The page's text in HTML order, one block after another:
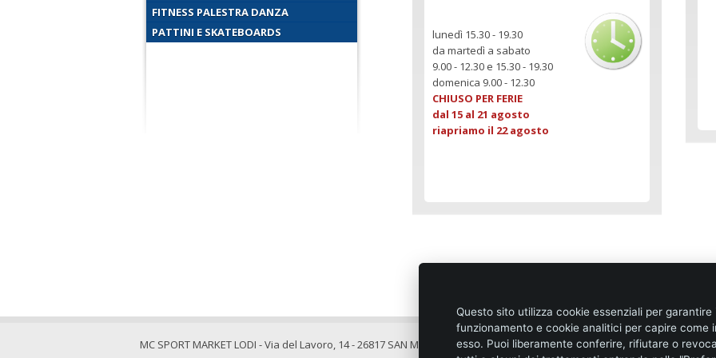
FITNESS PALESTRA DANZA
PATTINI E SKATEBOARDS
lunedì 15.30 - 19.30
da martedì a sabato
9.00 - 12.30 e 15.30 - 19.30
domenica 9.00 - 12.30
CHIUSO PER FERIE
dal 15 al 21 agosto
riapriamo il 22 agosto
Questo sito utilizza cookie essenziali per
funzionamento e cookie analitici per capire come
esso. Puoi liberamente conferire, rifiutare o
MC SPORT MARKET LODI - Via del Lavoro, 14 - 26817 SAN MARTINO IN STRADA (LO)